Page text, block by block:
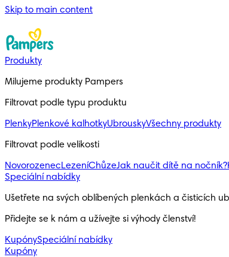
Skip to main content
Produkty
Milujeme produkty Pampers
Filtrovat podle typu produktu
PlenkyPlenkové kalhotkyUbrouskyVšechny produkty
Filtrovat podle velikosti
NovorozenecLezeníChůzeJak naučit dítě na nočník?
Speciální nabídky
Ušetřete na svých oblíbených plenkách a čisticích
Přidejte se k nám a užívejte si výhody členství!
KupónySpeciální nabídky
Kupóny